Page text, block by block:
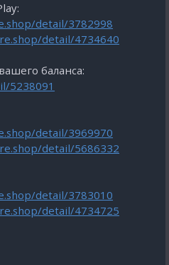
detail/3782998
detail/4734640
баланса:
5238091
detail/3969970
detail/5686332
detail/3783010
detail/4734725